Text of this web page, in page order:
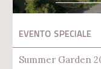
EVENTO SPECIALE
Summer Garden